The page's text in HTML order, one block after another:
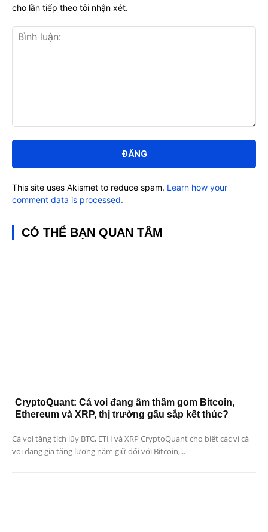
luận:
cho lần tiếp theo tôi nhận xét.
This site uses Akismet to reduce spam. Learn how your
comment data is processed.
CÓ THỂ BẠN QUAN TÂM
CryptoQuant: Cá voi đang âm thầm gom Bitcoin,
Ethereum và XRP, thị trường gấu sắp kết thúc?
Cá voi tăng tích lũy BTC, ETH và XRP CryptoQuant cho biết các ví cá
voi đang gia tăng lượng nắm giữ đối với Bitcoin,...